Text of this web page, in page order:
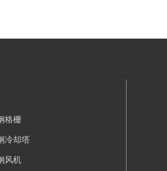
格栅
冷却塔
风机